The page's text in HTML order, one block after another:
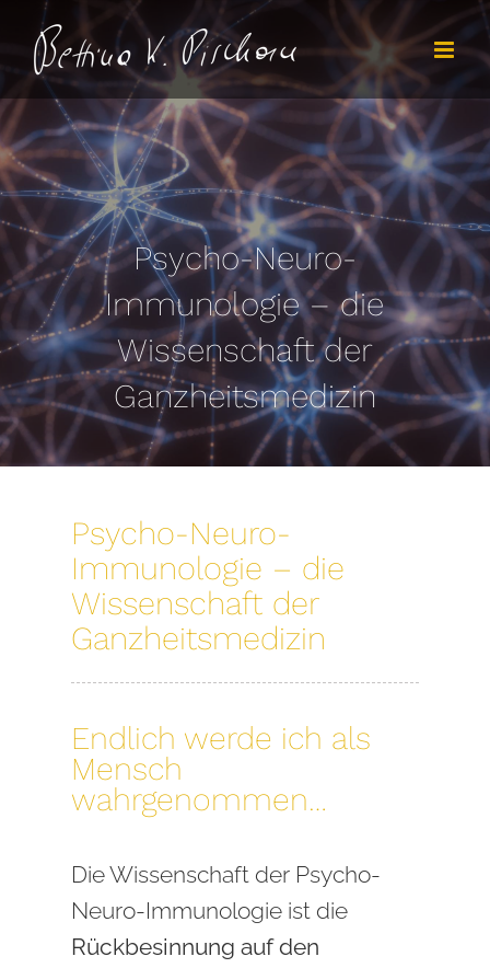
Zum
Inhalt
springen
Psycho-Neuro-
Immunologie – die
Wissenschaft der
Ganzheitsmedizin
Psycho-Neuro-
Immunologie – die
Wissenschaft der
Ganzheitsmedizin
Endlich werde ich als
Mensch
wahrgenommen…
Die Wissenschaft der Psycho-
Neuro-Immunologie ist die
Rückbesinnung auf den